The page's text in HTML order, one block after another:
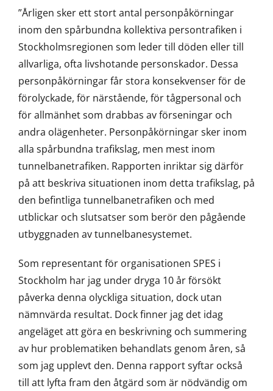
”Årligen sker ett stort antal personpåkörningar
inom den spårbundna kollektiva persontrafiken i
Stockholmsregionen som leder till döden eller till
allvarliga, ofta livshotande personskador. Dessa
personpåkörningar får stora konsekvenser för de
förolyckade, för närstående, för tågpersonal och
för allmänhet som drabbas av förseningar och
andra olägenheter. Personpåkörningar sker inom
alla spårbundna trafikslag, men mest inom
tunnelbanetrafiken. Rapporten inriktar sig därför
på att beskriva situationen inom detta trafikslag, på
den befintliga tunnelbanetrafiken och med
utblickar och slutsatser som berör den pågående
utbyggnaden av tunnelbanesystemet.
Som representant för organisationen SPES i
Stockholm har jag under dryga 10 år försökt
påverka denna olyckliga situation, dock utan
nämnvärda resultat. Dock finner jag det idag
angeläget att göra en beskrivning och summering
av hur problematiken behandlats genom åren, så
som jag upplevt den. Denna rapport syftar också
till att lyfta fram den åtgärd som är nödvändig om